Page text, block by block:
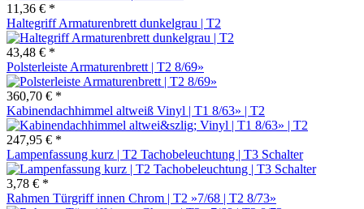
11,36 € *
Haltegriff Armaturenbrett dunkelgrau | T2
43,48 € *
Polsterleiste Armaturenbrett | T2 8/69»
360,70 € *
Kabinendachhimmel altweiß Vinyl | T1 8/63» | T2
247,95 € *
Lampenfassung kurz | T2 Tachobeleuchtung | T3 Schalter
3,78 € *
Rahmen Türgriff innen Chrom | T2 »7/68 | T2 8/73»